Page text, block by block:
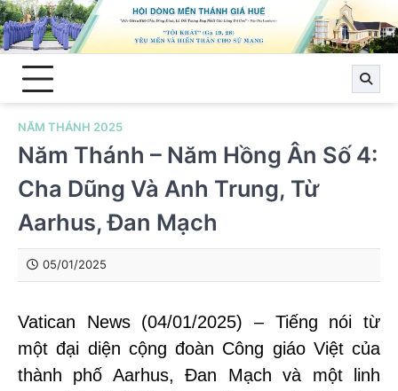
Skip
to
content
NĂM THÁNH 2025
Năm Thánh – Năm Hồng Ân Số 4:
Cha Dũng Và Anh Trung, Từ
Aarhus, Đan Mạch
05/01/2025
Vatican News (04/01/2025) – Tiếng nói từ
một đại diện cộng đoàn Công giáo Việt của
thành phố Aarhus, Đan Mạch và một linh